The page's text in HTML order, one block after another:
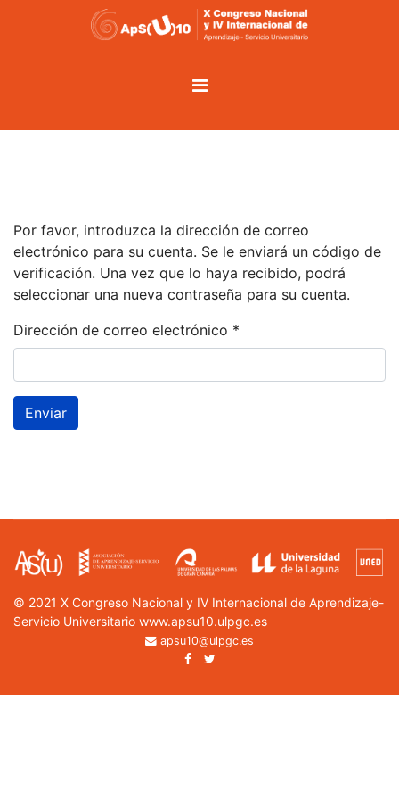
Por favor, introduzca la dirección de correo
electrónico para su cuenta. Se le enviará un código de
verificación. Una vez que lo haya recibido, podrá
seleccionar una nueva contraseña para su cuenta.
Dirección de correo electrónico *
Enviar
apsu10@ulpgc.es
© 2021 X Congreso Nacional y IV Internacional de Aprendizaje-
Servicio Universitario www.apsu10.ulpgc.es